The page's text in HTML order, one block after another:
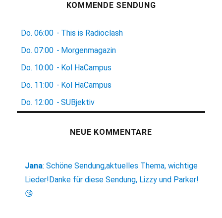
KOMMENDE SENDUNG
Do. 06:00 - This is Radioclash
Do. 07:00 - Morgenmagazin
Do. 10:00 - Kol HaCampus
Do. 11:00 - Kol HaCampus
Do. 12:00 - SUBjektiv
NEUE KOMMENTARE
Jana:Schöne Sendung,aktuelles Thema, wichtige
Lieder!Danke für diese Sendung, Lizzy und Parker!
😘